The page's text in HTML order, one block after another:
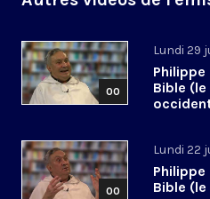
00
Lundi 29
Philippe
Bible
00
Lundi 22
Philippe
Bible